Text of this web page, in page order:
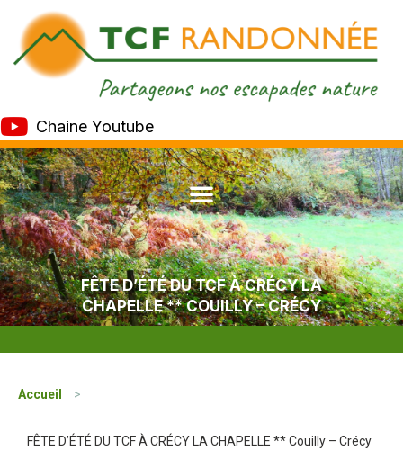
Chaine Youtube
FÊTE D’ÉTÉ DU TCF À CRÉCY LA
CHAPELLE ** COUILLY – CRÉCY
Accueil >
FÊTE D’ÉTÉ DU TCF À CRÉCY LA CHAPELLE ** Couilly – Crécy